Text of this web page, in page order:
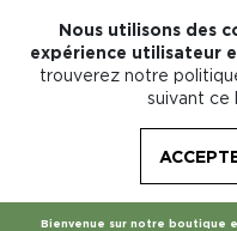
Nous utilisons des
expérience utilisateur
trouverez notre
suivant ce
Bienvenue sur notre boutique